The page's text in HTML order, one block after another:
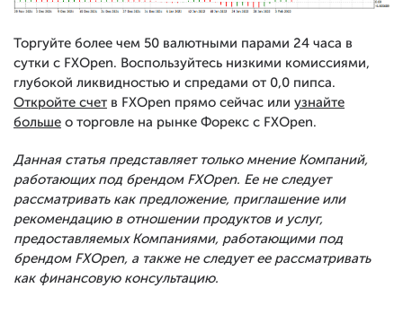
Торгуйте более чем 50 валютными парами 24 часа в
сутки с FXOpen. Воспользуйтесь низкими комиссиями,
глубокой ликвидностью и спредами от 0,0 пипса.
Откройте счет в FXOpen прямо сейчас или узнайте
больше о торговле на рынке Форекс с FXOpen.
Данная статья представляет только мнение Компаний,
работающих под брендом FXOpen. Ее не следует
рассматривать как предложение, приглашение или
рекомендацию в отношении продуктов и услуг,
предоставляемых Компаниями, работающими под
брендом FXOpen, а также не следует ее рассматривать
как финансовую консультацию.